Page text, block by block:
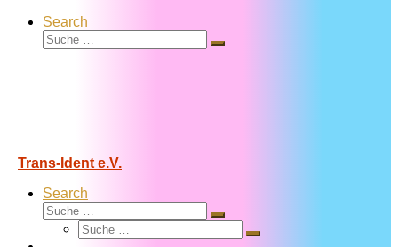
Search
Suche
Suche
Trans-Ident e.V.
Search
Suche
Suche
Suche
Suche